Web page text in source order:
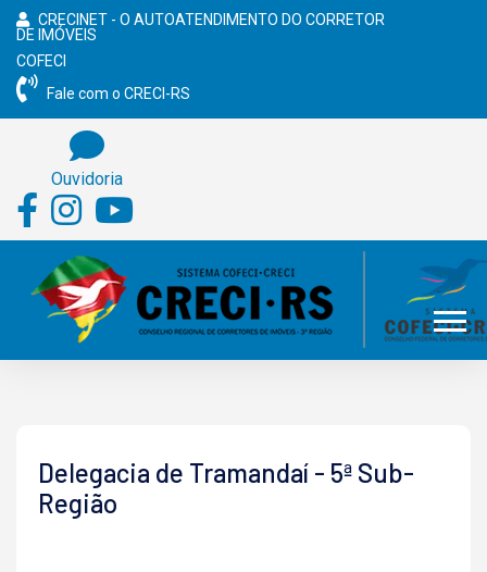
CRECINET - O AUTOATENDIMENTO DO CORRETOR
DE IMÓVEIS
COFECI
Fale com o CRECI-RS
Ouvidoria
Delegacia de Tramandaí - 5ª Sub-
Região